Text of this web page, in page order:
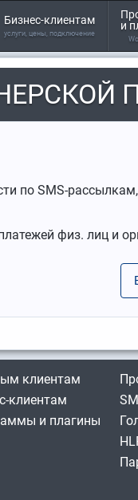
Бизнес-клиентам
услуги, цены, подключение
и
по SMS-
физ. лиц и
клиентам
клиентам
и плагины